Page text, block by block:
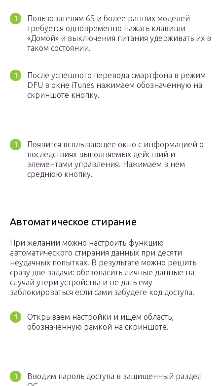
Пользователям 6S и более ранних моделей
требуется одновременно нажать клавиши
«Домой» и выключения питания удерживать их в
таком состоянии.
После успешного перевода смартфона в режим
DFU в окне iTunes нажимаем обозначенную на
скриншоте кнопку.
Появится всплывающее окно с информацией о
последствиях выполняемых действий и
элементами управления. Нажимаем в нем
среднюю кнопку.
Автоматическое стирание
При желании можно настроить функцию
автоматического стирания данных при десяти
неудачных попытках. В результате можно решить
сразу две задачи: обезопасить личные данные на
случай утери устройства и не дать ему
заблокироваться если сами забудете код доступа.
Открываем настройки и ищем область,
обозначенную рамкой на скриншоте.
Вводим пароль доступа в защищенный раздел